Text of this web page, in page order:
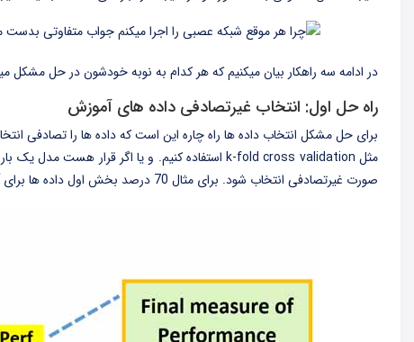
در ادامه سه راهکار بیان میکنیم که هر کدام به نوبه خودشون در حل مشکل
راه حل اول: انتخاب غیرتصادفی داده های آموزش
برای حل مشکل انتخاب داده ها راه چاره این است که داده ها را تصادفی
صورت غیرتصادفی انتخاب شود. برای مثال 70 درصد بخش اول داده ها برای آموزش و 30 درصد باقی برای تست استفاده شود.